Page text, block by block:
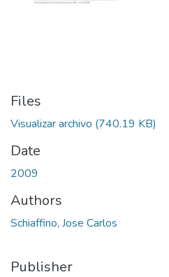
Files
Visualizar archivo (740.19 KB)
Date
2009
Authors
Schiaffino, Jose Carlos
Publisher